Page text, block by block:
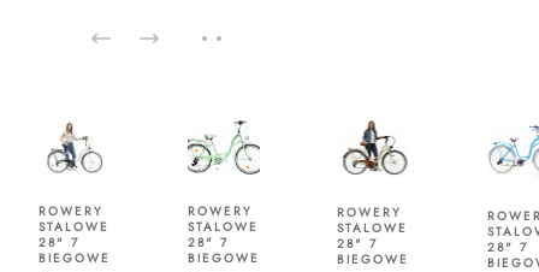
ROWERY
STALOWE
28" 7
BIEGOWE
ROWERY
STALOWE
28" 7
BIEGOWE
ROWERY
STALOWE
28" 7
BIEGOWE
28" 7